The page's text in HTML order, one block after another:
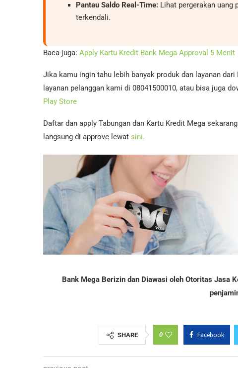
Pantau Saldo Real-Time: Lihat pergerakan uang
terkendali.
Baca juga: Apply Kartu Kredit Bank Mega Approval 5 Menit
Jika kamu ingin tahu lebih banyak produk dan layanan
layanan pelanggan kami di 08041500010, atau bisa juga
Play Store
Daftar dan apply Tabungan dan Kartu Kredit Mega
langsung di approve lewat sini.
Bank Mega Berizin dan Diawasi oleh Otoritas Jasa
SHARE 0 Facebook